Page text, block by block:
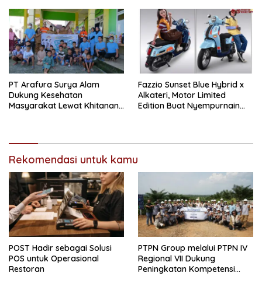
PT Arafura Surya Alam
Dukung Kesehatan
Masyarakat Lewat Khitanan
Fazzio Sunset Blue Hybrid x
Alkateri, Motor Limited
Edition Buat Nyempurnain
Rekomendasi untuk kamu
POST Hadir sebagai Solusi
POS untuk Operasional
Restoran
PTPN Group melalui PTPN IV
Regional VII Dukung
Peningkatan Kompetensi